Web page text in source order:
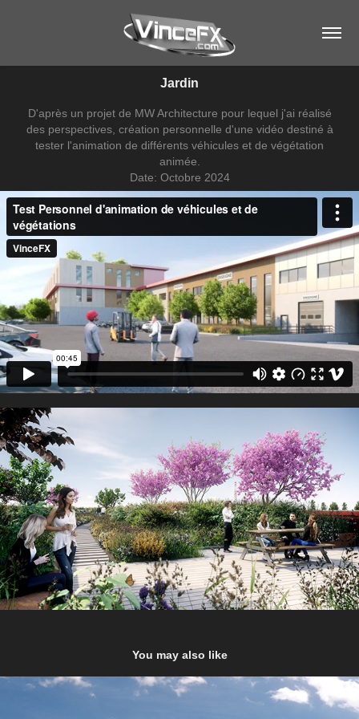
Jardin
D'après un projet de MW Architecture pour lequel j'ai réalisé
des perspectives, création personnelle d'une vidéo destiné à
tester l'animation de différents véhicules et de végétation
animée.
Date: Octobre 2024
You may also like